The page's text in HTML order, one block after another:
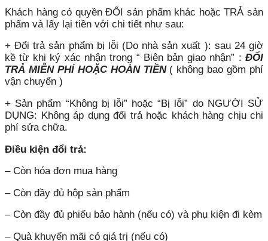
Khách hàng có quyền ĐỔI sản phẩm khác hoặc TRẢ sản
phẩm và lấy lại tiền với chi tiết như sau:
+ Đổi trả sản phẩm bị lỗi (Do nhà sản xuất ): sau 24 giờ
kề từ khi ký xác nhận trong “ Biên bản giao nhận” : ĐỔI
TRẢ MIỄN PHÍ HOẶC HOÀN TIỀN( không bao gồm phí
vận chuyển )
+ Sản phẩm “Không bị lỗi” hoặc “Bị lỗi” do NGƯỜI SỬ
DỤNG: Không áp dụng đổi trả hoặc khách hàng chịu chi
phí sửa chữa.
Điều kiện đổi trả:
– Còn hóa đơn mua hàng
– Còn đầy đủ hộp sản phẩm
– Còn đầy đủ phiếu bảo hành (nếu có) và phụ kiện đi kèm
– Quà khuyến mãi có giá trị (nếu có)